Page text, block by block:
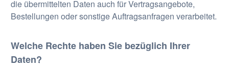
die übermittelten Daten auch für Vertragsangebote,
Bestellungen oder sonstige Auftragsanfragen verarbeitet.
Welche Rechte haben Sie bezüglich Ihrer
Daten?